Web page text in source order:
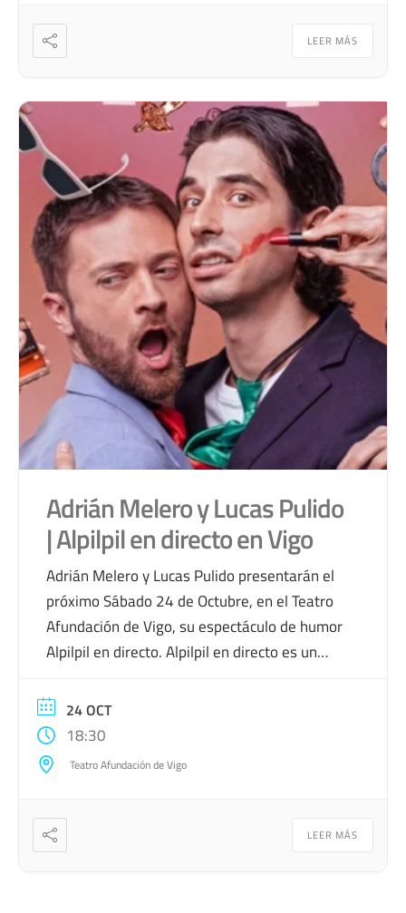
LEER MÁS
Adrián Melero y Lucas Pulido
| Alpilpil en directo en Vigo
Adrián Melero y Lucas Pulido presentarán el
próximo Sábado 24 de Octubre, en el Teatro
Afundación de Vigo, su espectáculo de humor
Alpilpil en directo. Alpilpil en directo es un
y Lucas Pulido. Acompañados por ellos
mismos como maestros de ceremonias,
iremos pasando por diferentes situaciones
que nos reflejarán […]
24 OCT
18:30
Teatro Afundación de Vigo
LEER MÁS